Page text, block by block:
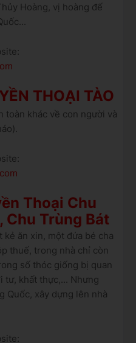
Hoàng, vị hoàng đế
THOẠI TÀO
toàn khác về con người và
Thoại Chu
Chu Trùng Bát
ăn xin, một đứa bé cha
thuế, trong nhà chỉ còn
số thóc giống bị quan
tư, khất thực,... Nhưng
Quốc, xây dựng lên nhà